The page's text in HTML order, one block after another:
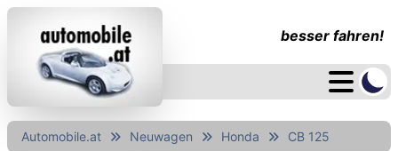
besser fahren!
Automobile.at Neuwagen Honda CB 125